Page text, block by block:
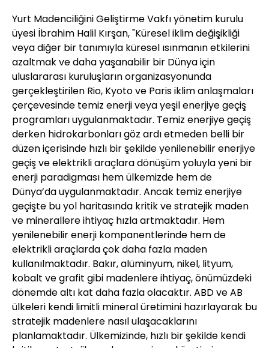
Yurt Madenciliğini Geliştirme Vakfı yönetim kurulu
üyesi İbrahim Halil Kırşan, "Küresel iklim değişikliği
veya diğer bir tanımıyla küresel ısınmanın etkilerini
azaltmak ve daha yaşanabilir bir Dünya için
uluslararası kuruluşların organizasyonunda
gerçekleştirilen Rio, Kyoto ve Paris iklim anlaşmaları
çerçevesinde temiz enerji veya yeşil enerjiye geçiş
programları uygulanmaktadır. Temiz enerjiye geçiş
derken hidrokarbonları göz ardı etmeden belli bir
düzen içerisinde hızlı bir şekilde yenilenebilir enerjiye
geçiş ve elektrikli araçlara dönüşüm yoluyla yeni bir
enerji paradigması hem ülkemizde hem de
Dünya’da uygulanmaktadır. Ancak temiz enerjiye
geçişte bu yol haritasında kritik ve stratejik maden
ve minerallere ihtiyaç hızla artmaktadır. Hem
yenilenebilir enerji kompanentlerinde hem de
elektrikli araçlarda çok daha fazla maden
kullanılmaktadır. Bakır, alüminyum, nikel, lityum,
kobalt ve grafit gibi madenlere ihtiyaç, önümüzdeki
dönemde altı kat daha fazla olacaktır. ABD ve AB
ülkeleri kendi limitli mineral üretimini hazırlayarak bu
stratejik madenlere nasıl ulaşacaklarını
planlamaktadır. Ülkemizinde, hızlı bir şekilde kendi